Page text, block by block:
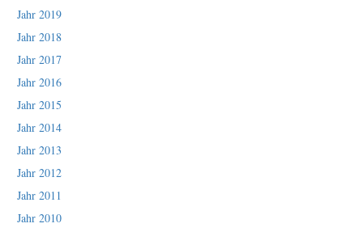
Jahr 2019
Jahr 2018
Jahr 2017
Jahr 2016
Jahr 2015
Jahr 2014
Jahr 2013
Jahr 2012
Jahr 2011
Jahr 2010